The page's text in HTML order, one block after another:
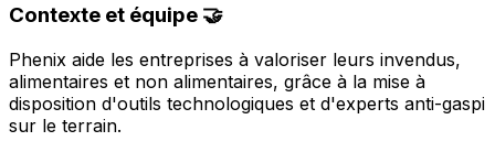
Contexte et équipe 🤝
Phenix aide les entreprises à valoriser leurs invendus,
alimentaires et non alimentaires, grâce à la mise à
disposition d'outils technologiques et d'experts anti-gaspi
sur le terrain.